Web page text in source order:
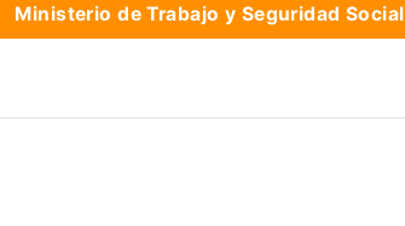
Ministerio de Trabajo y Seguridad Social